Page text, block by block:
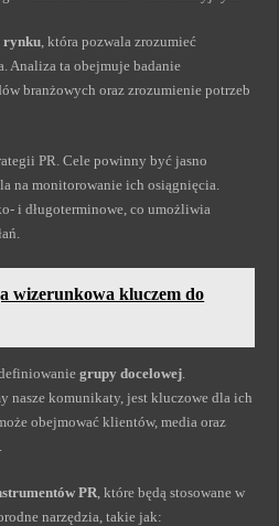
rynku, która pozwala zrozumieć
Analiza ta obejmuje badanie
branżowych oraz zrozumienie potrzeb
PR. Cele powinny być jasno
na monitorowanie ich osiągnięcia.
i długoterminowe, co umożliwia
wizerunkowa kluczem do
grupy docelowej.
nasze komunikaty, jest kluczowe dla ich
obejmować klientów, media oraz
PR, które będą stosowane w
narzędzia, takie jak: